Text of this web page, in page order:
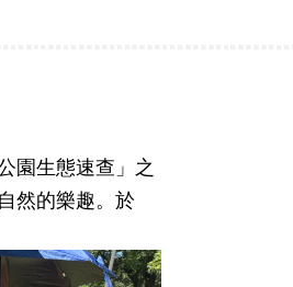
園生態速查」之
然的樂趣。於